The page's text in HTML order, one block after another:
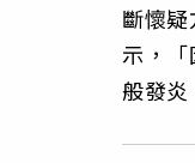
斷懷
示，
般發炎